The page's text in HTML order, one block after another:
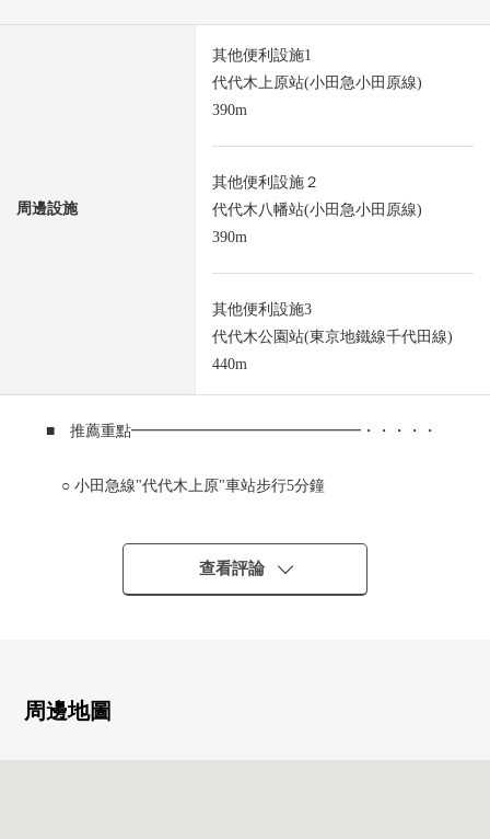
周邊設施
其他便利設施1
代代木上原站(小田急小田原線)
390m
其他便利設施２
代代木八幡站(小田急小田原線)
390m
其他便利設施3
代代木公園站(東京地鐵線千代田線)
440m
■ 推薦重點━━━━━━━━━━━━━━━・・・・・
○ 小田急線"代代木上原"車站步行5分鐘
○ 小田急線"代代木八幡"車站步行5分鐘
○ 東京地鐵線千代田線"代代木公園"車站步行6分鐘
○ 已經附帶TV監視器的內部對講機，監視照相機·鑰匙鎖
查看評論
周邊地圖